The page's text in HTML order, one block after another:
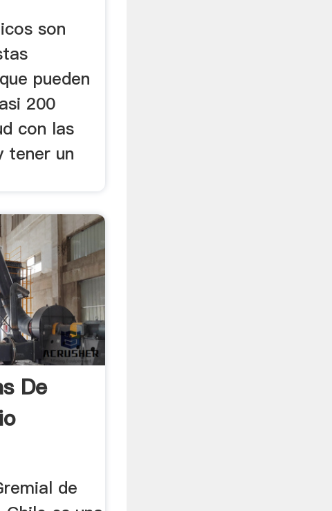
son
pueden
200
con las
tener un
De
de